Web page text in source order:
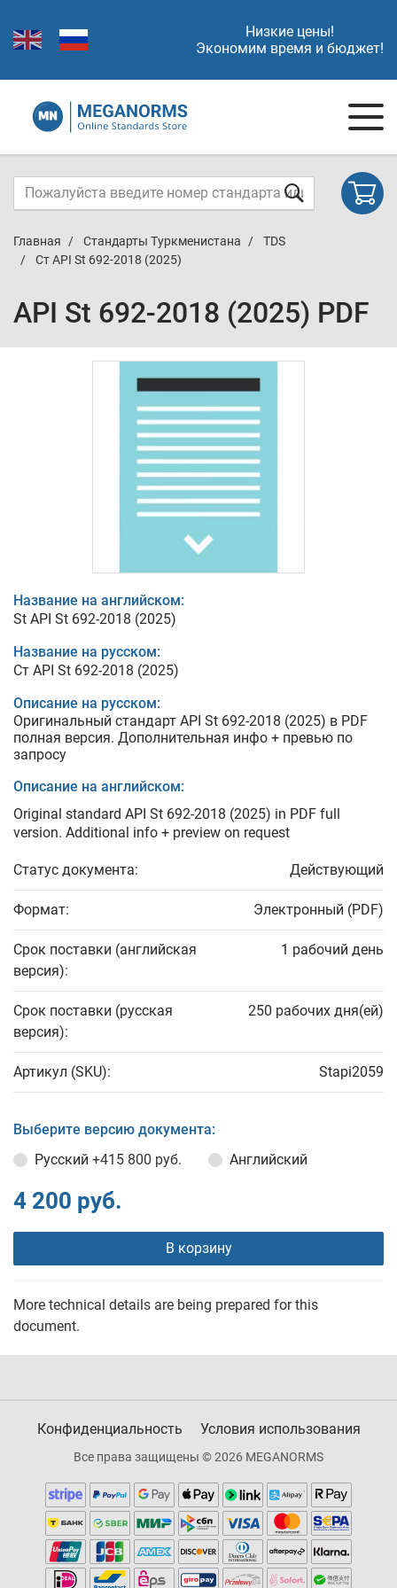
Низкие цены!
Экономим время и бюджет!
Главная Стандарты Туркменистана
TDS
Ст API St 692-2018 (2025)
API St 692-2018 (2025) PDF
Название на английском:
St API St 692-2018 (2025)
Название на русском:
Ст API St 692-2018 (2025)
Описание на русском:
Оригинальный стандарт API St 692-2018 (2025) в PDF
полная версия. Дополнительная инфо + превью по
запросу
Описание на английском:
Original standard API St 692-2018 (2025) in PDF full
version. Additional info + preview on request
Статус документа: Действующий
Формат: Электронный (PDF)
Срок поставки (английская
версия):
1 рабочий день
Срок поставки (русская
версия):
250 рабочих дня(ей)
Артикул (SKU): Stapi2059
Выберите версию документа:
Русский +415 800 руб. Английский
4 200 руб.
В корзину
More technical details are being prepared for this
document.
Конфиденциальность Условия использования
Все права защищены © 2026 MEGANORMS